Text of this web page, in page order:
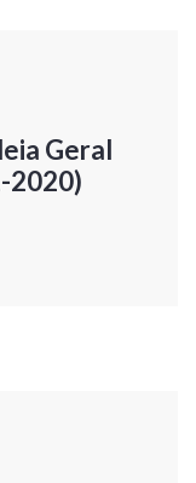
Geral
2020)